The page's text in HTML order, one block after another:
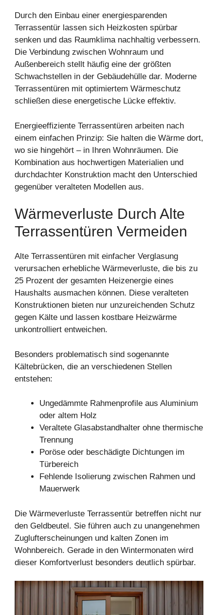
Durch den Einbau einer energiesparenden
Terrassentür lassen sich Heizkosten spürbar
senken und das Raumklima nachhaltig verbessern.
Die Verbindung zwischen Wohnraum und
Außenbereich stellt häufig eine der größten
Schwachstellen in der Gebäudehülle dar. Moderne
Terrassentüren mit optimiertem Wärmeschutz
schließen diese energetische Lücke effektiv.
Energieeffiziente Terrassentüren arbeiten nach
einem einfachen Prinzip: Sie halten die Wärme dort,
wo sie hingehört – in Ihren Wohnräumen. Die
Kombination aus hochwertigen Materialien und
durchdachter Konstruktion macht den Unterschied
gegenüber veralteten Modellen aus.
Wärmeverluste Durch Alte
Terrassentüren Vermeiden
Alte Terrassentüren mit einfacher Verglasung
verursachen erhebliche Wärmeverluste, die bis zu
25 Prozent der gesamten Heizenergie eines
Haushalts ausmachen können. Diese veralteten
Konstruktionen bieten nur unzureichenden Schutz
gegen Kälte und lassen kostbare Heizwärme
unkontrolliert entweichen.
Besonders problematisch sind sogenannte
Kältebrücken, die an verschiedenen Stellen
entstehen:
Ungedämmte Rahmenprofile aus Aluminium
oder altem Holz
Veraltete Glasabstandhalter ohne thermische
Trennung
Poröse oder beschädigte Dichtungen im
Türbereich
Fehlende Isolierung zwischen Rahmen und
Mauerwerk
Die Wärmeverluste Terrassentür betreffen nicht nur
den Geldbeutel. Sie führen auch zu unangenehmen
Zuglufterscheinungen und kalten Zonen im
Wohnbereich. Gerade in den Wintermonaten wird
dieser Komfortverlust besonders deutlich spürbar.